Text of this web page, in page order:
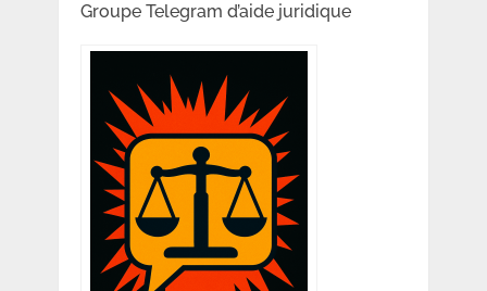
Groupe Telegram d’aide juridique